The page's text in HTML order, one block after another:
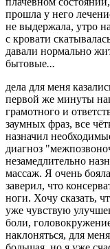
прошла у него
не выдержала, утро
с кровати
давали нормально
бытовые...
дела для меня
первой же минуты
грамотного и
заумных фраз, все
назначил
диагноз
незамедлительно
массаж. Я очень
заверил, что
ноги. Хочу сказать,
уже чувствую
боли,
наклоняться, для